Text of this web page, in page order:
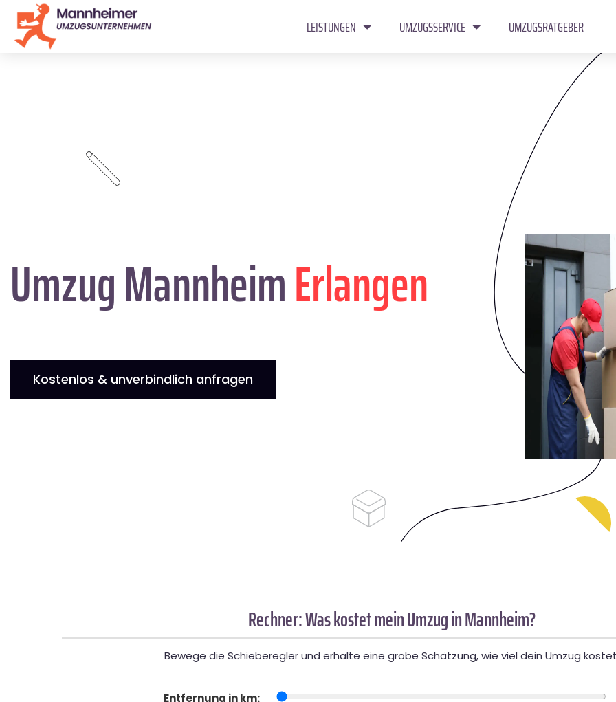
LEISTUNGEN UMZUGSSERVICE UMZUGSRATGEBER
Umzug MannheimErlangen
Kostenlos & unverbindlich anfragen
Rechner: Was kostet mein Umzug in Mannheim?
Bewege die Schieberegler und erhalte eine grobe Schätzung, wie viel dein Umzug
Entfernung in km: